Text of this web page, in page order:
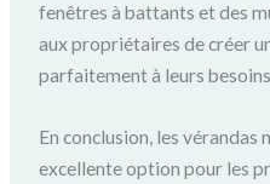
fenêtres à battants et des
aux propriétaires de créer
parfaitement à leurs
En conclusion, les vérandas
excellente option pour les